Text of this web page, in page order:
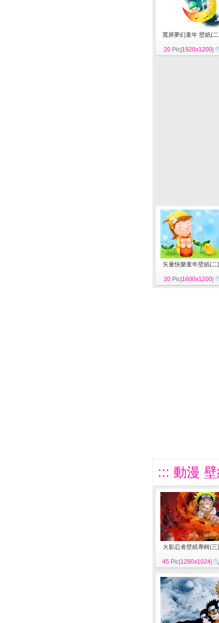
寬屏夢幻童年 壁紙(
20 Pic| 1920x1200
矢量快樂童年壁紙(二
20 Pic| 1600x1200
::: 動漫
火影忍者壁紙專輯(三
45 Pic| 1280x1024